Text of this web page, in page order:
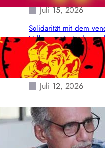
Juli 15, 2026
Solidarität mit dem
Volk angesichts der
Leben und der
Situation durch die
24. Juni!
Juli 12, 2026
Indien: „Die Politik der
von K. Murali (Ajith)
Juli 1, 2026